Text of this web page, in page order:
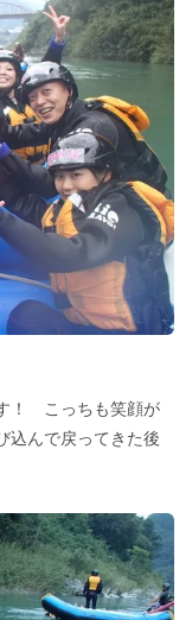
！ こっちも笑顔が
込んで戻ってきた後